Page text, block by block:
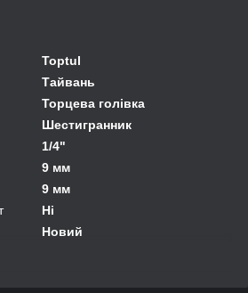
Toptul
Тайвань
Торцева голівка
Шестигранник
1/4"
9 мм
9 мм
Ні
Новий